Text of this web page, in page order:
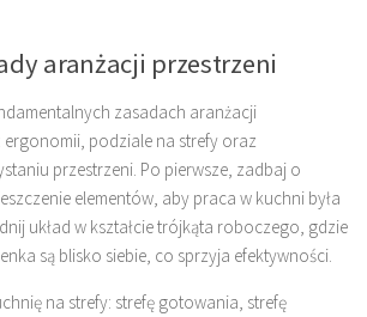
aranżacji przestrzeni
zasadach aranżacji
podziale na strefy oraz
przestrzeni. Po pierwsze, zadbaj o
elementów, aby praca w kuchni była
układ w kształcie trójkąta roboczego, gdzie
są blisko siebie, co sprzyja efektywności.
na strefy: strefę gotowania, strefę